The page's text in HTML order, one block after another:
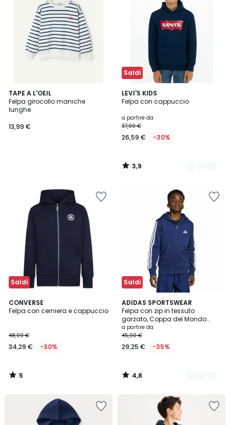
TAPE A L'OEIL
Felpa girocollo maniche
lunghe
13,99 €
Saldi
LEVI'S KIDS
Felpa con cappuccio
a partire da
37,99 €
26,59 € -30%
3,9
/ 5
2
Colori
3,9
/
Saldi
CONVERSE
Felpa con cerniera e cappuccio
48,99 €
34,29 € -30%
5
/
5
/
Saldi
ADIDAS SPORTSWEAR
Felpa con zip in tessuto
garzato, Coppa del Mondo
2026
a partire da
45,00 €
29,25 € -35%
4,8
/ 5
2
Colori
4,8
/